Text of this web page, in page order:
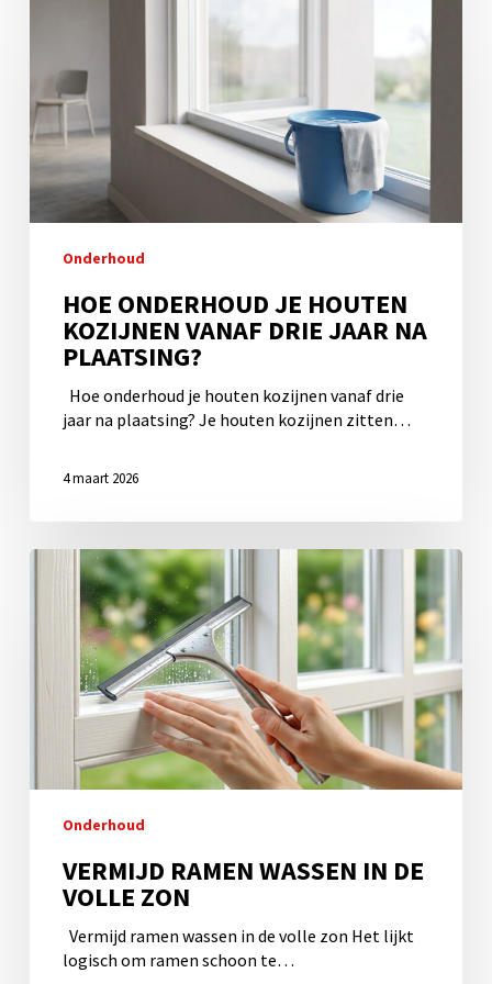
houten
kozijnen
vanaf
drie
jaar
na
plaatsing?
Onderhoud
HOE ONDERHOUD JE HOUTEN
KOZIJNEN VANAF DRIE JAAR NA
PLAATSING?
Hoe onderhoud je houten kozijnen vanaf drie
jaar na plaatsing? Je houten kozijnen zitten…
4 maart 2026
Vermijd
wassen
volle
Onderhoud
VERMIJD RAMEN WASSEN IN DE
VOLLE ZON
Vermijd ramen wassen in de volle zon Het lijkt
logisch om ramen schoon te…